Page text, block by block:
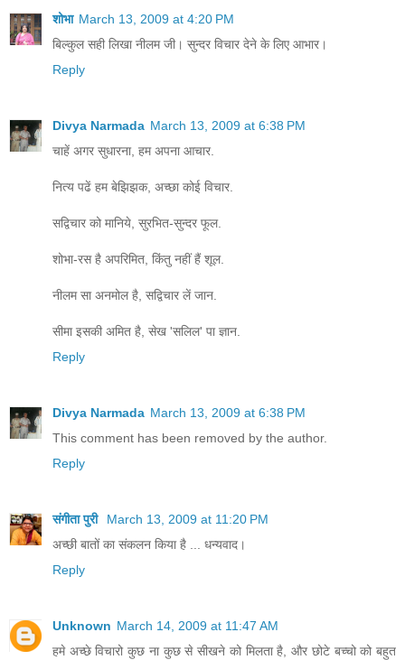
शोभा March 13, 2009 at 4:20 PM
बिल्कुल सही लिखा नीलम जी। सुन्दर विचार देने के लिए आभार।
Reply
Divya Narmada March 13, 2009 at 6:38 PM
चाहें अगर सुधारना, हम अपना आचार.
नित्य पढें हम बेझिझक, अच्छा कोई विचार.
सद्विचार को मानिये, सुरभित-सुन्दर फूल.
शोभा-रस है अपरिमित, किंतु नहीं हैं शूल.
नीलम सा अनमोल है, सद्विचार लें जान.
सीमा इसकी अमित है, सेख 'सलिल' पा ज्ञान.
Reply
Divya Narmada March 13, 2009 at 6:38 PM
This comment has been removed by the author.
Reply
संगीता पुरी
March 13, 2009 at 11:20 PM
अच्‍छी बातों का संकलन किया है ... धन्‍यवाद।
Reply
Unknown March 14, 2009 at 11:47 AM
हमे अच्छे विचारो कुछ ना कुछ से सीखने को मिलता है, और छोटे बच्चो को बहुत